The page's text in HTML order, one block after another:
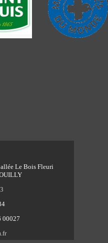
Le Bois Fleuri
00027